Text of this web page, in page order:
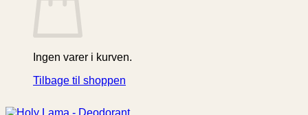
Ingen varer i kurven.
Tilbage til shoppen